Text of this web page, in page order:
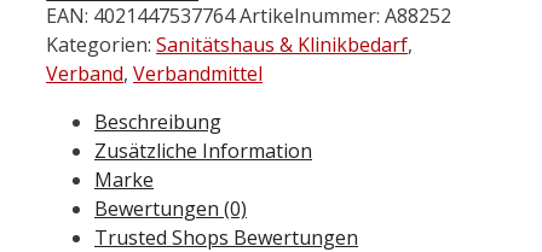
EAN: 4021447537764Artikelnummer: A88252
Kategorien: Sanitätshaus & Klinikbedarf,
Verband, Verbandmittel
Beschreibung
Zusätzliche Information
Marke
Bewertungen (0)
Trusted Shops Bewertungen